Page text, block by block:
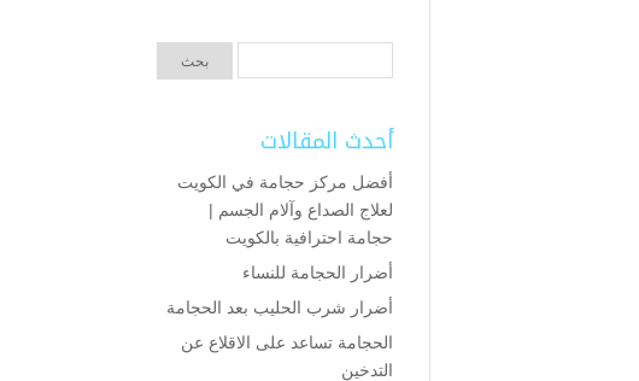
أحدث المقالات
أفضل مركز حجامة في الكويت
لعلاج الصداع وآلام الجسم |
حجامة احترافية بالكويت
أضرار الحجامة للنساء
أضرار شرب الحليب بعد الحجامة
الحجامة تساعد على الاقلاع عن
التدخين